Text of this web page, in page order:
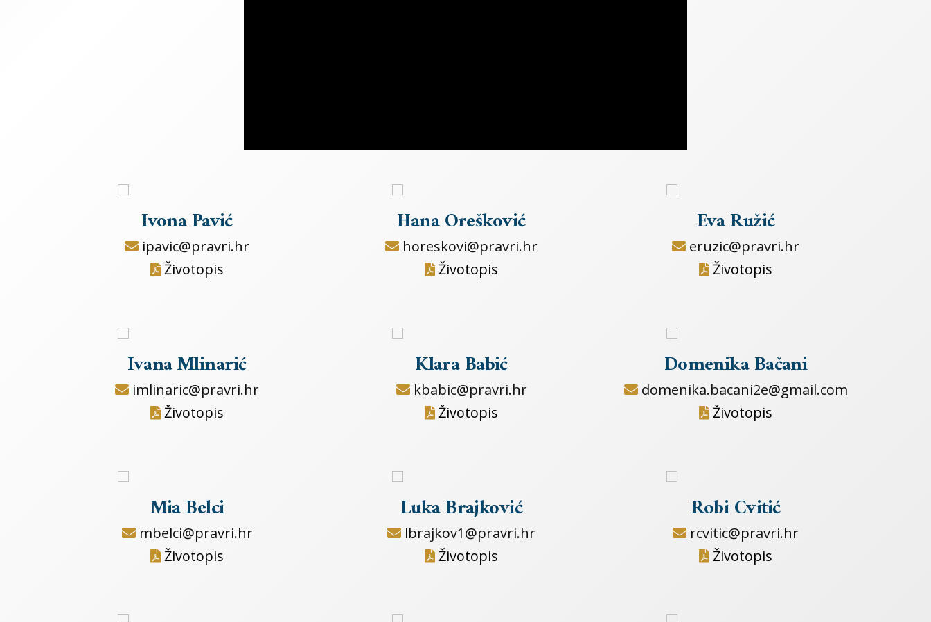
Ivona Pavić
ipavic@pravri.hr
Životopis
Hana Orešković
horeskovi@pravri.hr
Životopis
Eva Ružić
eruzic@pravri.hr
Životopis
Ivana Mlinarić
imlinaric@pravri.hr
Životopis
Klara Babić
kbabic@pravri.hr
Životopis
Domenika Bačani
domenika.bacani2e@gmail.com
Životopis
Mia Belci
mbelci@pravri.hr
Životopis
Luka Brajković
lbrajkov1@pravri.hr
Životopis
Robi Cvitić
rcvitic@pravri.hr
Životopis